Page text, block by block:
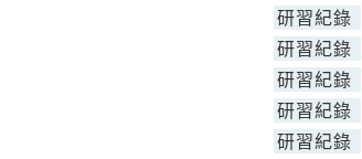
研習紀錄
研習紀錄
研習紀錄
研習紀錄
研習紀錄